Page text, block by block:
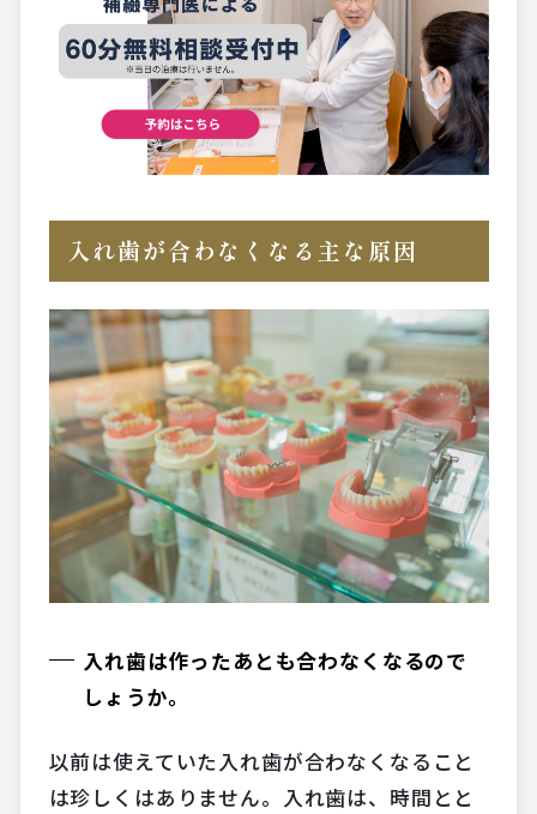
入れ歯が合わなくなる主な原因
入れ歯は作ったあとも合わなくなるので
しょうか。
以前は使えていた入れ歯が合わなくなること
は珍しくはありません。入れ歯は、時間とと